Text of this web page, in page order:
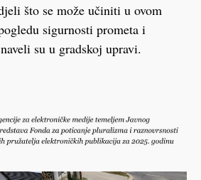
što se može učiniti u ovom
sigurnosti prometa i
su u gradskoj upravi.